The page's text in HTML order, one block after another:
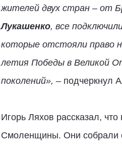
жителей двух стран – от
Лукашенко, все
которые отстояли право
летия Победы в Великой
поколений», – подчеркнул
Игорь Ляхов рассказал,
Смоленщины. Они собрали